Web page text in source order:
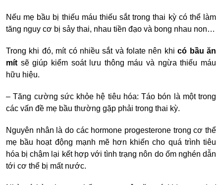
Nếu mẹ bầu bị thiếu máu thiếu sắt trong thai kỳ có thể làm
tăng nguy cơ bị sảy thai, nhau tiền đạo và bong nhau non…
Trong khi đó, mít có nhiều sắt và folate nên khicó bầu ăn
mít sẽ giúp kiểm soát lưu thông máu và ngừa thiếu máu
hữu hiệu.
– Tăng cường sức khỏe hệ tiêu hóa: Táo bón là một trong
các vấn đề mẹ bầu thường gặp phải trong thai kỳ.
Nguyên nhân là do các hormone progesterone trong cơ thể
mẹ bầu hoạt động mạnh mẽ hơn khiến cho quá trình tiêu
hóa bị chậm lại kết hợp với tình trạng nôn do ốm nghén dẫn
tới cơ thể bị mất nước.